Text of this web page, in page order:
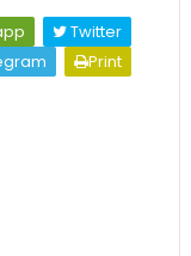
Twitter
Print